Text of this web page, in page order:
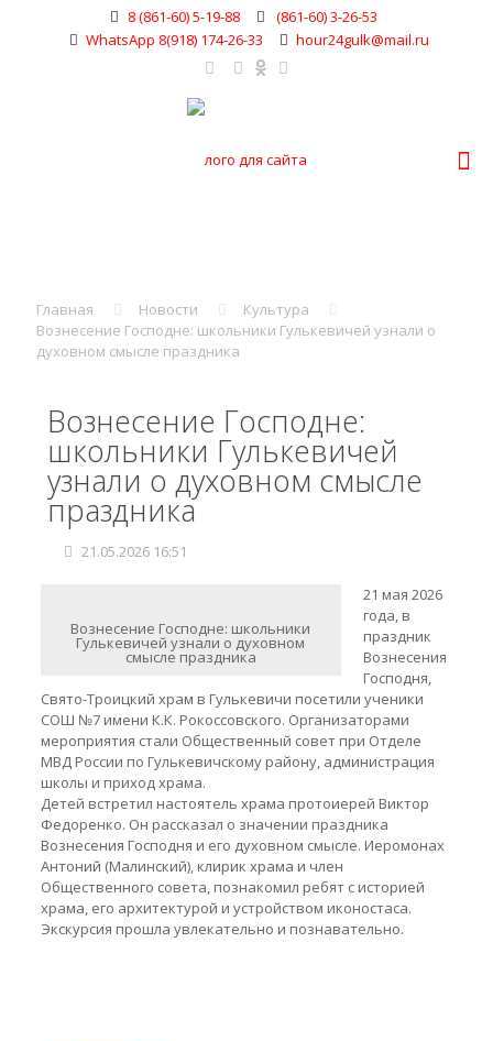
8 (861-60) 5-19-88
(861-60) 3-26-53
WhatsApp 8(918) 174-26-33
hour24gulk@mail.ru
Главная Новости
Культура
Вознесение Господне: школьники Гулькевичей узнали о
духовном смысле праздника
Вознесение Господне:
школьники Гулькевичей
узнали о духовном смысле
праздника
21.05.2026 16:51
Вознесение Господне: школьники
Гулькевичей узнали о духовном
смысле праздника
21 мая 2026
года, в
праздник
Вознесения
Господня,
Свято-Троицкий храм в Гулькевичи посетили ученики
СОШ №7 имени К.К. Рокоссовского. Организаторами
мероприятия стали Общественный совет при Отделе
МВД России по Гулькевичскому району, администрация
школы и приход храма.
Детей встретил настоятель храма протоиерей Виктор
Федоренко. Он рассказал о значении праздника
Вознесения Господня и его духовном смысле. Иеромонах
Антоний (Малинский), клирик храма и член
Общественного совета, познакомил ребят с историей
храма, его архитектурой и устройством иконостаса.
Экскурсия прошла увлекательно и познавательно.